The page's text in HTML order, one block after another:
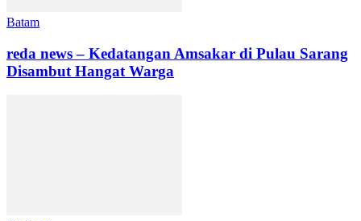
Batam
reda news – Kedatangan Amsakar di Pulau Sarang
Disambut Hangat Warga